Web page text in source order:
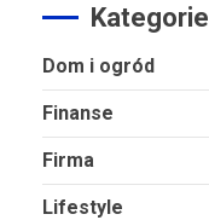
Kategorie
Dom i ogród
Finanse
Firma
Lifestyle